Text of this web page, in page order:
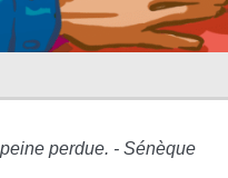
perdue. - Sénèque